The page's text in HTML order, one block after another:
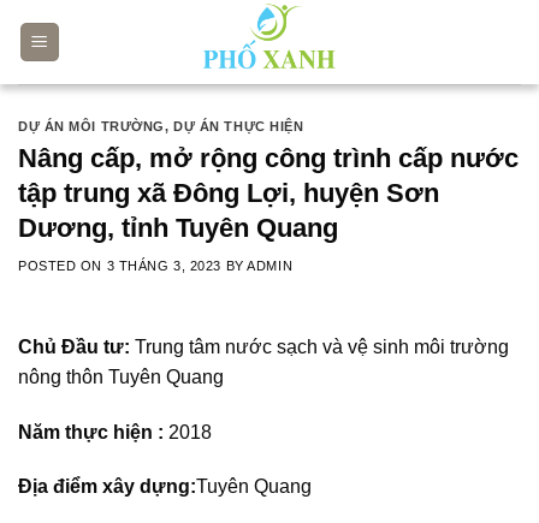
DỰ ÁN MÔI TRƯỜNG,DỰ ÁN THỰC HIỆN
Nâng cấp, mở rộng công trình cấp nước
tập trung xã Đông Lợi, huyện Sơn
Dương, tỉnh Tuyên Quang
POSTED ON 3 THÁNG 3, 2023 BYADMIN
Chủ Đầu tư: Trung tâm nước sạch và vệ sinh môi trường
nông thôn Tuyên Quang
Năm thực hiện : 2018
Địa điểm xây dựng:Tuyên Quang